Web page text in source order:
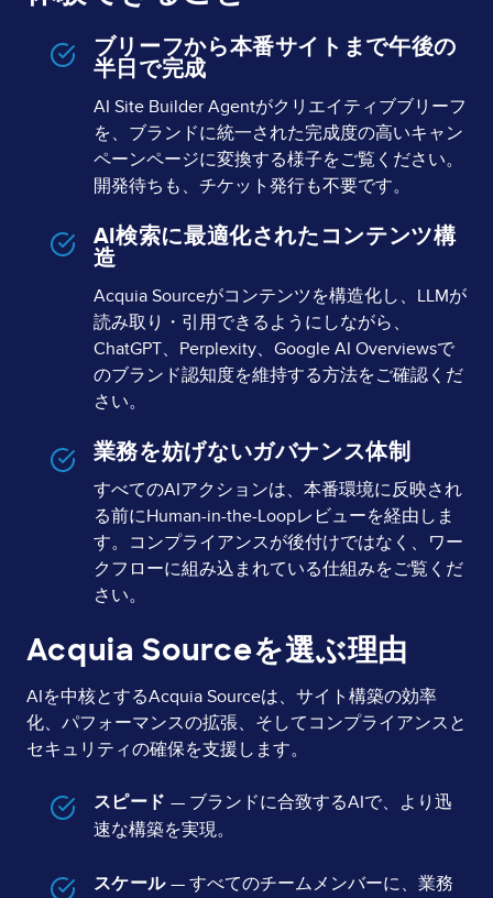
ブリーフから本番サイトまで午後の
半日で完成
AI Site Builder Agentがクリエイティブブリーフ
を、ブランドに統一された完成度の高いキャン
ペーンページに変換する様子をご覧ください。
開発待ちも、チケット発行も不要です。
AI検索に最適化されたコンテンツ構
造
Acquia Sourceがコンテンツを構造化し、LLMが
読み取り・引用できるようにしながら、
ChatGPT、Perplexity、Google AI Overviewsで
のブランド認知度を維持する方法をご確認くだ
さい。
業務を妨げないガバナンス体制
すべてのAIアクションは、本番環境に反映され
る前にHuman-in-the-Loopレビューを経由しま
す。コンプライアンスが後付けではなく、ワー
クフローに組み込まれている仕組みをご覧くだ
さい。
Acquia Sourceを選ぶ理由
AIを中核とするAcquia Sourceは、サイト構築の効率
化、パフォーマンスの拡張、そしてコンプライアンスと
セキュリティの確保を支援します。
スピード — ブランドに合致するAIで、より迅
速な構築を実現。
スケール— すべてのチームメンバーに、業務